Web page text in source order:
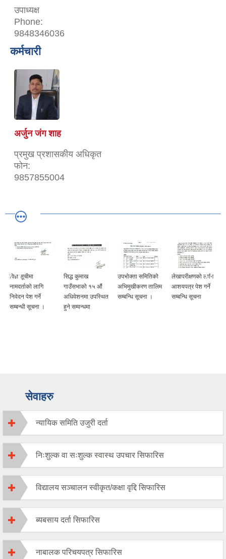
उपाध्यक्ष
Phone:
9848346036
कर्मचारी
अर्जुन जंग शाह
प्रमुख प्रशासकीय अधिकृत
फोन:
9857855004
विज्ञ सूचीमा
नामदर्ताको लागि
निवेदन पेश गर्ने
सम्बन्धी सूचना ।
सिद्ध कुमाख
गाउँसभाको १५ औं
अधिवेशनमा उपस्थित
हुने सम्वन्धमा
उपभोक्ता समितिको
अभिमुखीकरण तालिम
सम्बन्धि सूचना ।
लेखापरीक्षणको लागि
आशयपत्र पेश गर्ने
सम्बन्धि सूचना
सेवाहरु
न्यायिक समिति उजुरी दर्ता
निःशुल्क वा सःशुल्क स्वास्थ उपचार सिफारिस
विद्यालय सञ्चालन स्वीकृत/कक्षा वृद्दि सिफारिस
ब्यबसाय दर्ता सिफारिस
नाबालक परिचयपत्र सिफारिस